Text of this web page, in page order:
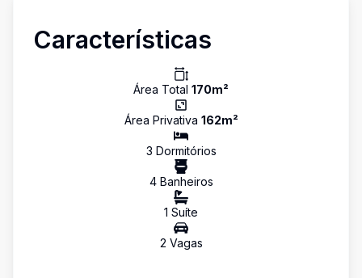
Características
Área Total 170m²
Área Privativa 162m²
3 Dormitórios
4Banheiros
1 Suíte
2 Vagas